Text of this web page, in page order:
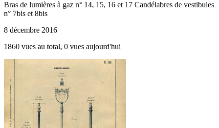
Bras de lumières à gaz n° 14, 15, 16 et 17 Candélabres de vestibules
n° 7bis et 8bis
8 décembre 2016
1860 vues au total, 0 vues aujourd'hui